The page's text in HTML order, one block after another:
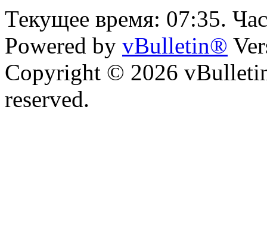
Текущее время: 07:35.
Powered by vBulletin®
Copyright © 2026
reserved.